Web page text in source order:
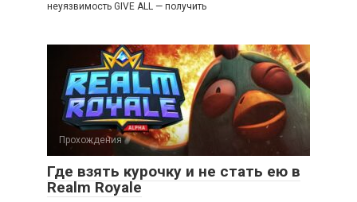
неуязвимость GIVE ALL — получить
Прохождения
Где взять курочку и не стать ею в
Realm Royale